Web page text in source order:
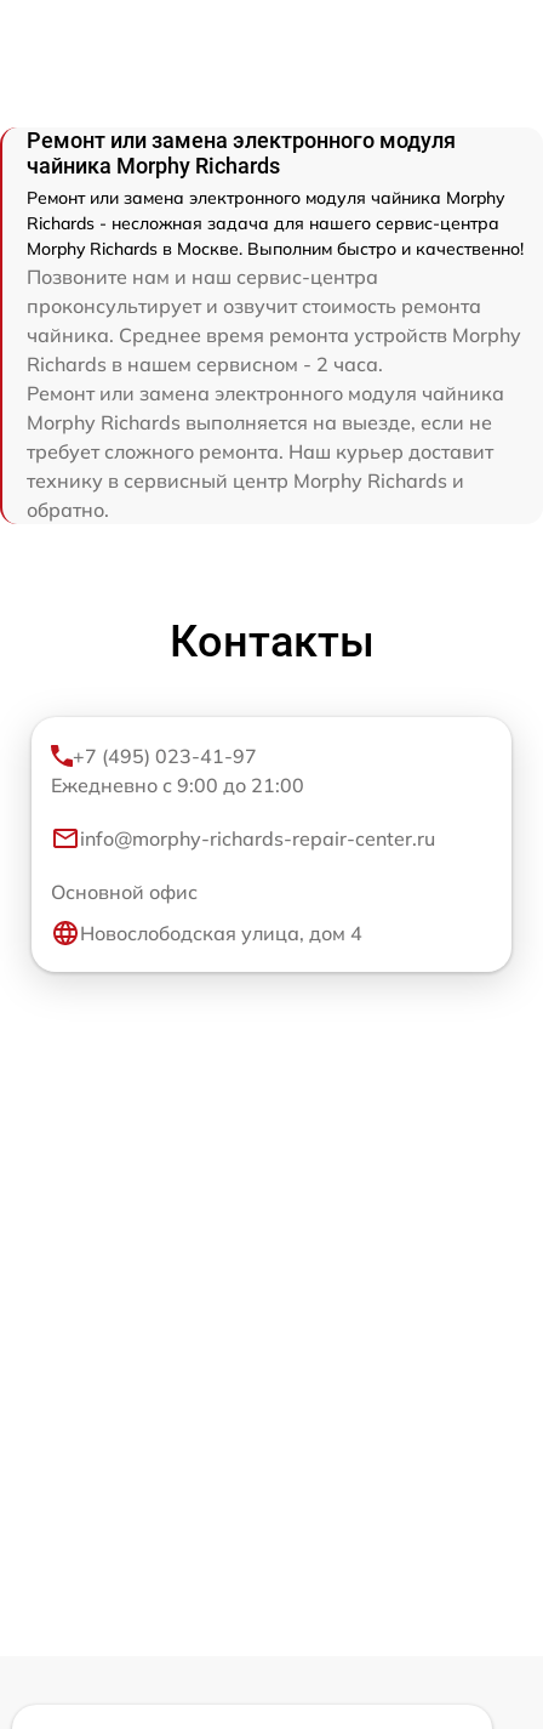
Ремонт или замена электронного модуля
чайника Morphy Richards
Ремонт или замена электронного модуля чайника Morphy
Richards - несложная задача для нашего сервис-центра
Morphy Richards в Москве. Выполним быстро и качественно!
Позвоните нам и наш сервис-центра
проконсультирует и озвучит стоимость ремонта
чайника. Среднее время ремонта устройств Morphy
Richards в нашем сервисном - 2 часа.
Ремонт или замена электронного модуля чайника
Morphy Richards выполняется на выезде, если не
требует сложного ремонта. Наш курьер доставит
технику в сервисный центр Morphy Richards и
обратно.
Контакты
+7 (495) 023-41-97
Ежедневно с 9:00 до 21:00
info@morphy-richards-repair-center.ru
Основной офис
Новослободская улица, дом 4